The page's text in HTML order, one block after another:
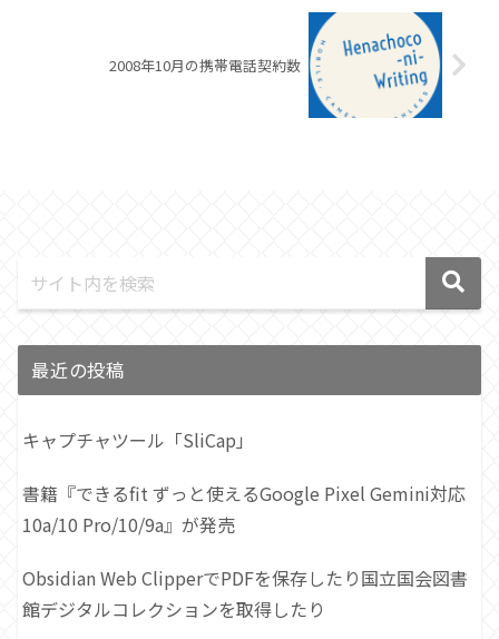
2008年10月の携帯電話契約数
最近の投稿
キャプチャツール「SliCap」
書籍『できるfit ずっと使えるGoogle Pixel Gemini対応
10a/10 Pro/10/9a』が発売
Obsidian Web ClipperでPDFを保存したり国立国会図書
館デジタルコレクションを取得したり